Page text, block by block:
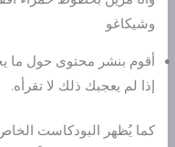
وشيكاغو
أقوم بنشر محتوى حول ما
إذا لم يعجبك ذلك لا تقرأه.
كما يُظهر البودكاست